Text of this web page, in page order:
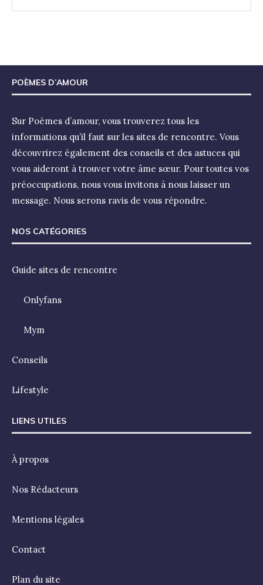
POÈMES D’AMOUR
Sur Poèmes d’amour, vous trouverez tous les
informations qu’il faut sur les sites de rencontre. Vous
découvrirez également des conseils et des astuces qui
vous aideront à trouver votre âme sœur. Pour toutes vos
préoccupations, nous vous invitons à nous laisser un
message. Nous serons ravis de vous répondre.
NOS CATÉGORIES
Guide sites de rencontre
Onlyfans
Mym
Conseils
Lifestyle
LIENS UTILES
À propos
Nos Rédacteurs
Mentions légales
Contact
Plan du site